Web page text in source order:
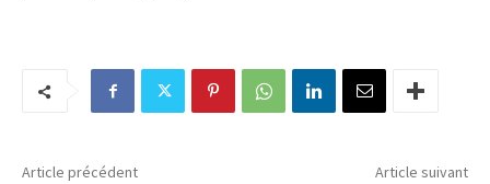
Article précédent Article suivant